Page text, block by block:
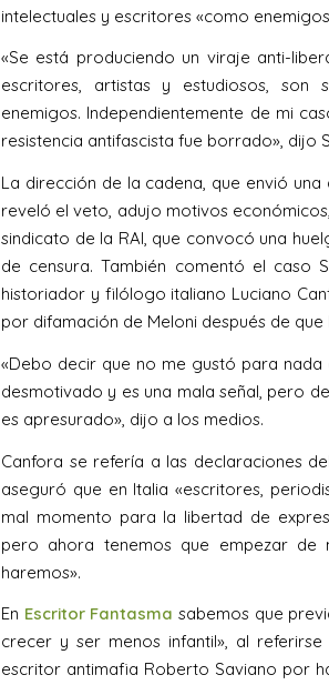
intelectuales y escritores «como
«Se está produciendo un viraje anti-
escritores, artistas y estudiosos,
enemigos. Independientemente de mi
resistencia antifascista fue borrado», dijo
La dirección de la cadena, que envió
reveló el veto, adujo motivos
sindicato de la RAI, que convocó una
de censura. También comentó el caso
historiador y filólogo italiano Luciano
por difamación de Meloni después de que
«Debo decir que no me gustó para
desmotivado y es una mala señal, pero
es apresurado», dijo a los medios.
Canfora se refería a las declaraciones
aseguró que en Italia «escritores,
mal momento para la libertad de
pero ahora tenemos que empezar
haremos».
En Escritor Fantasma sabemos que
crecer y ser menos infantil», al
escritor antimafia Roberto Saviano por